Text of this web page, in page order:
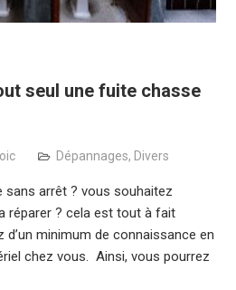
seul une fuite chasse
Loic Dépannages, Divers
sans arrêt ? vous souhaitez
réparer ? cela est tout à fait
minimum de connaissance en
chez vous. Ainsi, vous pourrez